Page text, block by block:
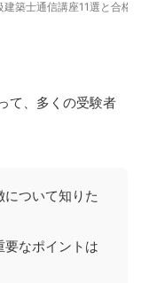
建築士通信講座11選と合格
て、多くの受験者
ついて知りた
なポイントは